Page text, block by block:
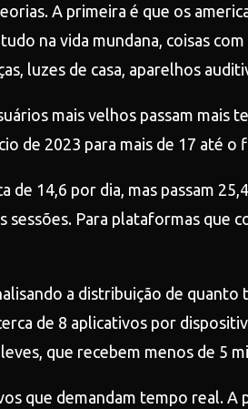
A primeira é que os
na vida mundana, coisas
luzes de casa, aparelhos
mais velhos passam
de 2023 para mais de 17 até
de 14,6 por dia, mas passam
Para plataformas que
a distribuição de
de 8 aplicativos por
que recebem menos de 5
que demandam tempo real.